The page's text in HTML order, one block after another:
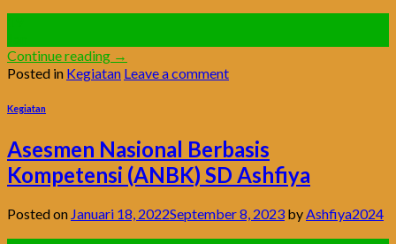
Continue reading →
Posted in Kegiatan Leave a comment
Kegiatan
Asesmen Nasional Berbasis
Kompetensi (ANBK) SD Ashfiya
Posted on Januari 18, 2022September 8, 2023 byAshfiya2024